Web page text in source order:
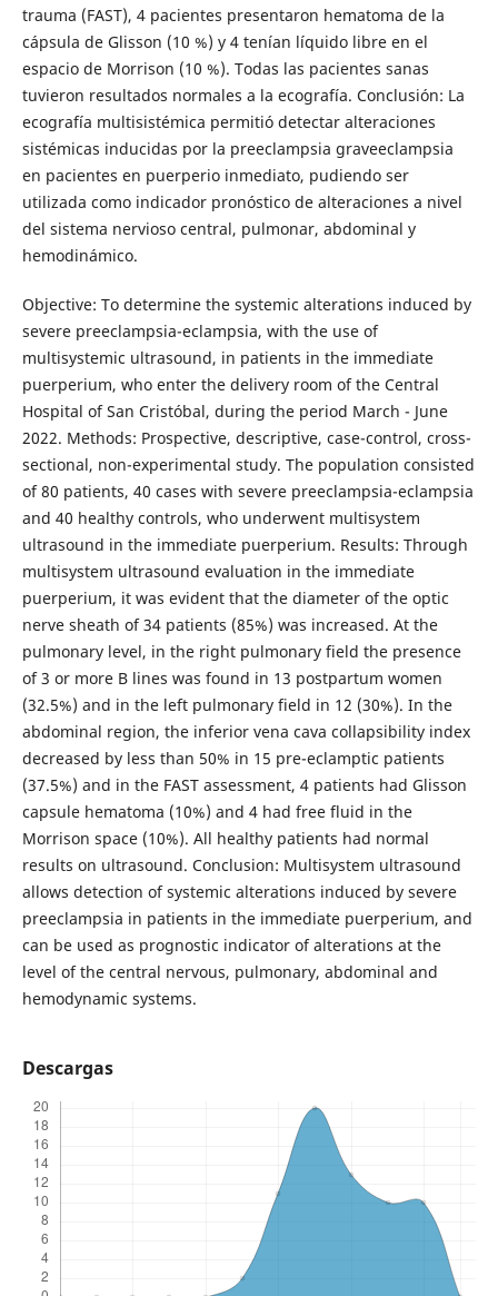
trauma (FAST), 4 pacientes presentaron hematoma de la
cápsula de Glisson (10 %) y 4 tenían líquido libre en el
espacio de Morrison (10 %). Todas las pacientes sanas
tuvieron resultados normales a la ecografía. Conclusión: La
ecografía multisistémica permitió detectar alteraciones
sistémicas inducidas por la preeclampsia graveeclampsia
en pacientes en puerperio inmediato, pudiendo ser
utilizada como indicador pronóstico de alteraciones a nivel
del sistema nervioso central, pulmonar, abdominal y
hemodinámico.
Objective: To determine the systemic alterations induced by
severe preeclampsia-eclampsia, with the use of
multisystemic ultrasound, in patients in the immediate
puerperium, who enter the delivery room of the Central
Hospital of San Cristóbal, during the period March - June
2022. Methods: Prospective, descriptive, case-control, cross-
sectional, non-experimental study. The population consisted
of 80 patients, 40 cases with severe preeclampsia-eclampsia
and 40 healthy controls, who underwent multisystem
ultrasound in the immediate puerperium. Results: Through
multisystem ultrasound evaluation in the immediate
puerperium, it was evident that the diameter of the optic
nerve sheath of 34 patients (85%) was increased. At the
pulmonary level, in the right pulmonary field the presence
of 3 or more B lines was found in 13 postpartum women
(32.5%) and in the left pulmonary field in 12 (30%). In the
abdominal region, the inferior vena cava collapsibility index
decreased by less than 50% in 15 pre-eclamptic patients
(37.5%) and in the FAST assessment, 4 patients had Glisson
capsule hematoma (10%) and 4 had free fluid in the
Morrison space (10%). All healthy patients had normal
results on ultrasound. Conclusion: Multisystem ultrasound
allows detection of systemic alterations induced by severe
preeclampsia in patients in the immediate puerperium, and
can be used as prognostic indicator of alterations at the
level of the central nervous, pulmonary, abdominal and
hemodynamic systems.
Descargas